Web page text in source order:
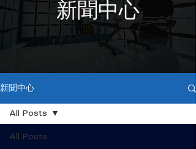
​新聞中心
新聞中心
All Posts
All Posts